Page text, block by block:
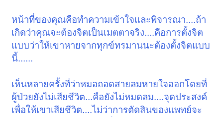
หน้าที่ของคุณคือทำความเข้าใจและพิจารณา....ถ้า
เกิดว่าคุณจะต้องจิตเป็นเมตตาจริง....คือการตั้งจิต
แบบว่าให้เขาหายจากทุกข์ทรมานนะต้องตั้งจิตแบบ
นี้......
เห็นหลายครั้งที่ว่าหมอถอดสายลมหายใจออกโดยที่
ผู้ป่วยยังไม่เสียชีวิต...คือยังไม่หมดลม....จุดประสงค์
เพื่อให้เขาเสียชีวิต....ไม่ว่าการตัดสินของแพทย์จะ